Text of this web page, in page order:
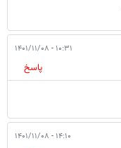
۱۰:۳۱ - ۱۴۰۱/۱۱/۰۸
پاسخ
۱۴:۱۰ - ۱۴۰۱/۱۱/۰۸